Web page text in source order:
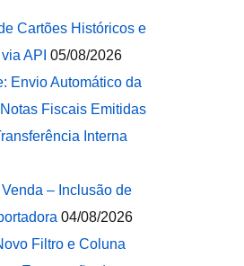
Cartões Históricos e
API 05/08/2026
Envio Automático da
Fiscais Emitidas
Interna
– Inclusão de
04/08/2026
Filtro e Coluna